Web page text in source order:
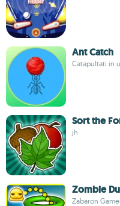
Ant Catch
Catapultati in
Sort the
jh
Zombie
Zabaron